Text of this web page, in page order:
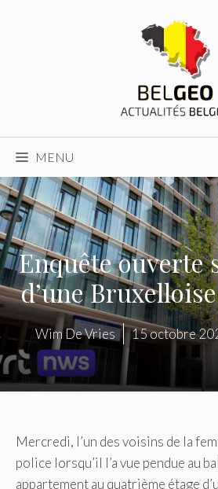
MENU
Enquête ouverte
d’une
Wim De Vries 15 octobre
Mercredi, l’un des voisins de la
police lorsqu’il l’a vue pendue au
appartement au quatrième étage